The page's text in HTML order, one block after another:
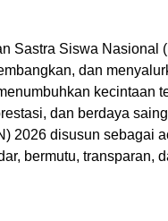
Sastra Siswa
dan
kecintaan
dan berdaya
2026 disusun sebagai
bermutu, transparan,